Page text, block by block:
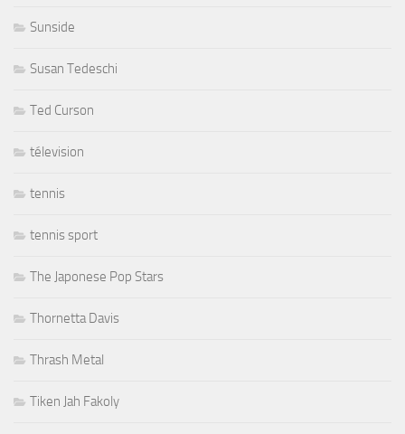
Sunside
Susan Tedeschi
Ted Curson
télevision
tennis
tennis sport
The Japonese Pop Stars
Thornetta Davis
Thrash Metal
Tiken Jah Fakoly